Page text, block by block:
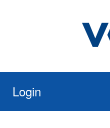
Login